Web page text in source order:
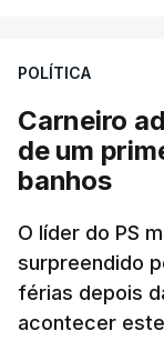
POLÍTICA
Carneiro
de um
banhos
O líder do PS
surpreendido
férias depois
acontecer